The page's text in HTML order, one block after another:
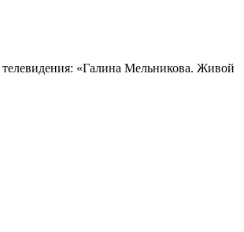
телевидения: «Галина Мельникова. Живой